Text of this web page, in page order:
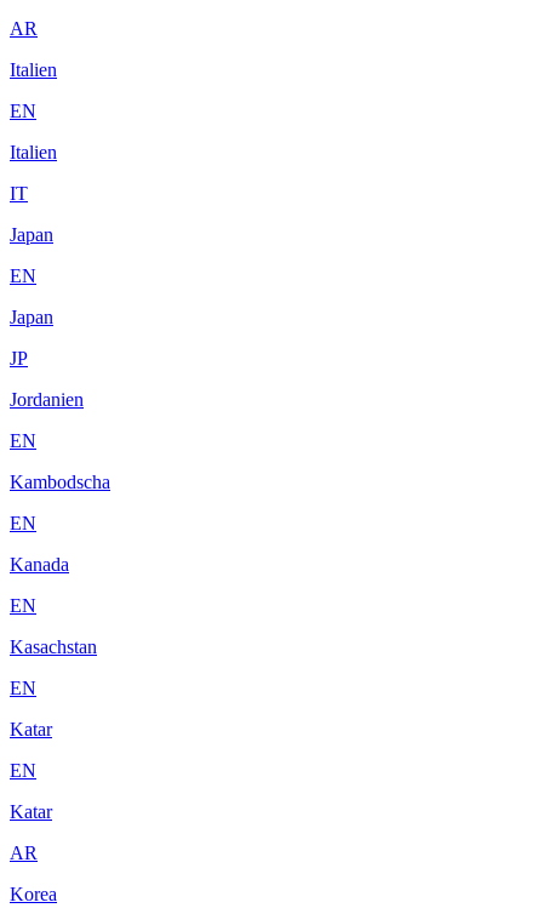
AR
Italien
EN
Italien
IT
Japan
EN
Japan
JP
Jordanien
EN
Kambodscha
EN
Kanada
EN
Kasachstan
EN
Katar
EN
Katar
AR
Korea